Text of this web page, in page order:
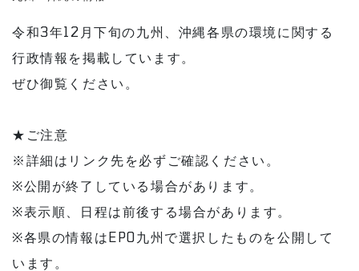
令和3年12月下旬の九州、沖縄各県の環境に関する
行政情報を掲載しています。
ぜひ御覧ください。
★ご注意
※詳細はリンク先を必ずご確認ください。
※公開が終了している場合があります。
※表示順、日程は前後する場合があります。
※各県の情報はEPO九州で選択したものを公開して
います。